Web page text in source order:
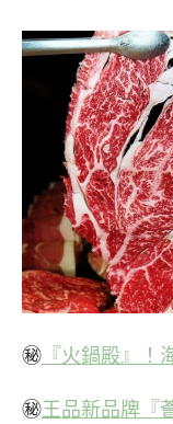
㊙ 『火鍋殿』！
㊙王品新品牌『